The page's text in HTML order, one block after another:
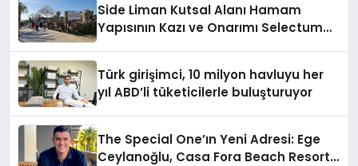
Side Liman Kutsal Alanı Hamam
Yapısının Kazı ve Onarımı Selectum
Türk girişimci, 10 milyon havluyu her
yıl ABD’li tüketicilerle buluşturuyor
The Special One’ın Yeni Adresi: Ege
Ceylanoğlu, Casa Fora Beach Resort